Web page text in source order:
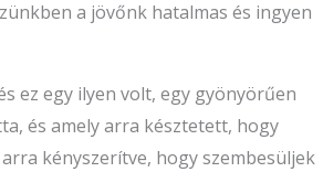
a jövőnk hatalmas és ingyen
ez egy ilyen volt, egy gyönyörűen
és amely arra késztetett, hogy
kényszerítve, hogy szembesüljek